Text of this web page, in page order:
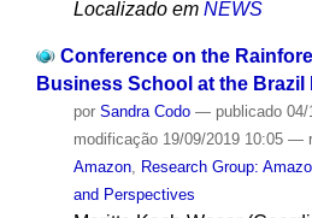
Localizado em NEWS
Conference on the
Business School at the Brazil
por Sandra Codo — publicado04/
modificação19/09/2019 10:05 —
Amazon,
Research Group:
and Perspectives